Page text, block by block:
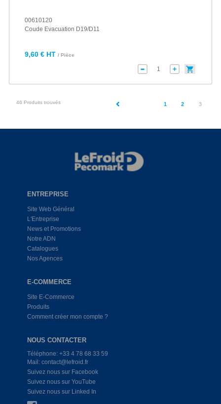
00610120
Coude Evacuation D19/D11
9,60 € HT / Pièce
46 Produits trouvés 1 2 3
ENTREPRISE
Site Web Général
L'Entreprise
News et Promotions
Notre ADN
Catalogues
Nos Agences
E-COMMERCE
Site E-Commerce
Produits
Comment créer mon compte ?
NOUS CONTACTER
Téléphone: +33 4 78 68 33 59
Mail: contact@lefroid.fr
Suivez nous sur Facebook
Suivez nous sur YouTube
Suivez nous sur Linked In